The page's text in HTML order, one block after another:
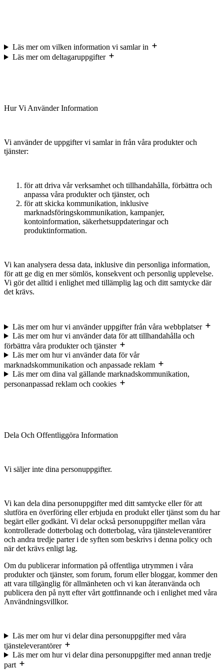
Läs mer om vilken information vi samlar in
Läs mer om deltagaruppgifter
Hur Vi Använder Information
Vi använder de uppgifter vi samlar in från våra produkter och
tjänster:
för att driva vår verksamhet och tillhandahålla, förbättra och
anpassa våra produkter och tjänster, och
för att skicka kommunikation, inklusive
marknadsföringskommunikation, kampanjer,
kontoinformation, säkerhetsuppdateringar och
produktinformation.
Vi kan analysera dessa data, inklusive din personliga information,
för att ge dig en mer sömlös, konsekvent och personlig upplevelse.
Vi gör det alltid i enlighet med tillämplig lag och ditt samtycke där
det krävs.
Läs mer om hur vi använder uppgifter från våra webbplatser
Läs mer om hur vi använder data för att tillhandahålla och
förbättra våra produkter och tjänster
Läs mer om hur vi använder data för vår
marknadskommunikation och anpassade reklam
Läs mer om dina val gällande marknadskommunikation,
personanpassad reklam och cookies
Dela Och Offentliggöra Information
Vi säljer inte dina personuppgifter.
Vi kan dela dina personuppgifter med ditt samtycke eller för att
slutföra en överföring eller erbjuda en produkt eller tjänst som du har
begärt eller godkänt. Vi delar också personuppgifter mellan våra
kontrollerade dotterbolag och dotterbolag, våra tjänsteleverantörer
och andra tredje parter i de syften som beskrivs i denna policy och
när det krävs enligt lag.
Om du publicerar information på offentliga utrymmen i våra
produkter och tjänster, som forum, forum eller bloggar, kommer den
att vara tillgänglig för allmänheten och vi kan återanvända och
publicera den på nytt efter vårt gottfinnande och i enlighet med våra
Användningsvillkor.
Läs mer om hur vi delar dina personuppgifter med våra
tjänsteleverantörer
Läs mer om hur vi delar dina personuppgifter med annan tredje
part